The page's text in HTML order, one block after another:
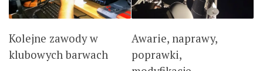
Kolejne zawody w
klubowych barwach
Awarie, naprawy,
poprawki,